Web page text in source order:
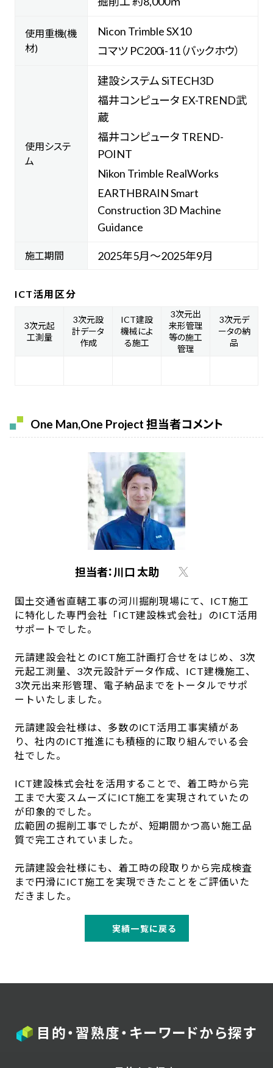
使用重機(機
材)
Nicon Trimble SX10
コマツ PC200i-11（バックホウ）
使用システ
ム
建設システム SiTECH3D
福井コンピュータ EX-TREND武
蔵
福井コンピュータ TREND-
POINT
Nikon Trimble RealWorks
EARTHBRAIN Smart
Construction 3D Machine
Guidance
施工期間 2025年5月～2025年9月
ICT活用区分
3次元起
工測量
3次元設
計データ
作成
ICT建設
機械によ
る施工
3次元出
来形管理
等の施工
管理
3次元デ
ータの納
品
One Man,One Project 担当者コメント
担当者：川口 太助
国土交通省直轄工事の河川掘削現場にて、ICT施工
に特化した専門会社「ICT建設株式会社」のICT活用
サポートでした。
元請建設会社とのICT施工計画打合せをはじめ、3次
元起工測量、3次元設計データ作成、ICT建機施工、
3次元出来形管理、電子納品までをトータルでサポ
ートいたしました。
元請建設会社様は、多数のICT活用工事実績があ
り、社内のICT推進にも積極的に取り組んでいる会
社でした。
ICT建設株式会社を活用することで、着工時から完
工まで大変スムーズにICT施工を実現されていたの
が印象的でした。
広範囲の掘削工事でしたが、短期間かつ高い施工品
質で完工されていました。
元請建設会社様にも、着工時の段取りから完成検査
まで円滑にICT施工を実現できたことをご評価いた
だきました。
実績一覧に戻る
目的・習熟度・キーワードから探す